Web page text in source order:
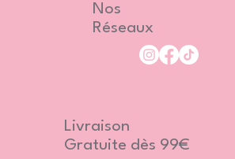
Nos
Réseaux
Livraison
Gratuite dès 99€